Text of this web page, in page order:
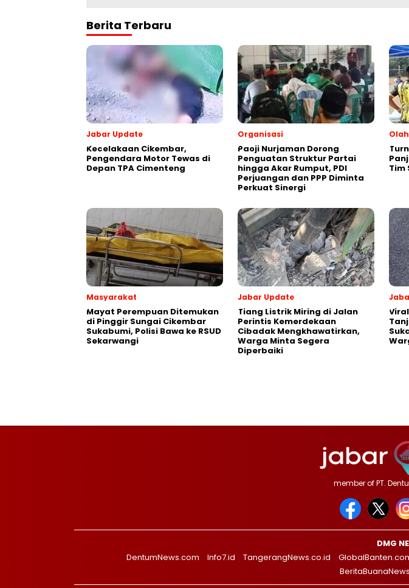
Berita Terbaru
Jabar Update
Kecelakaan Cikembar,
Pengendara Motor Tewas di
Depan TPA Cimenteng
Organisasi
Paoji Nurjaman Dorong
Penguatan Struktur Partai
hingga Akar Rumput, PDI
Perjuangan dan PPP Diminta
Perkuat Sinergi
Tim
Masyarakat
‎Mayat Perempuan Ditemukan
di Pinggir Sungai Cikembar
Sukabumi, Polisi Bawa ke RSUD
Sekarwangi‎
Jabar Update
Tiang Listrik Miring di Jalan
Perintis Kemerdekaan
Cibadak Mengkhawatirkan,
Warga Minta Segera
Diperbaiki
member of PT.
DMG
DentumNews.com
Info7.id TangerangNews.co.id